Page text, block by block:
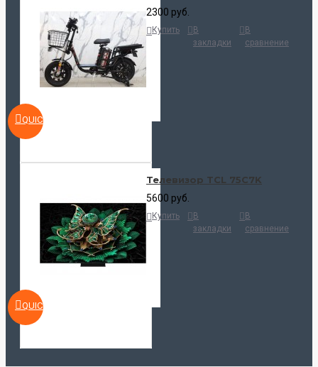
QUICKVIEW
2300 руб.
Купить
В
закладки
В
сравнение
QUICKVIEW
Телевизор TCL 75C7K
5600 руб.
Купить
В
закладки
В
сравнение